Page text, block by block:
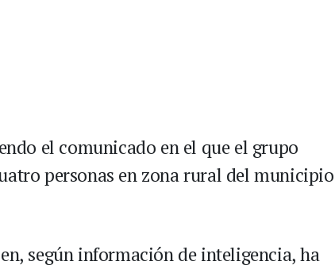
el comunicado en el que el grupo
personas en zona rural del municipio
según información de inteligencia, ha